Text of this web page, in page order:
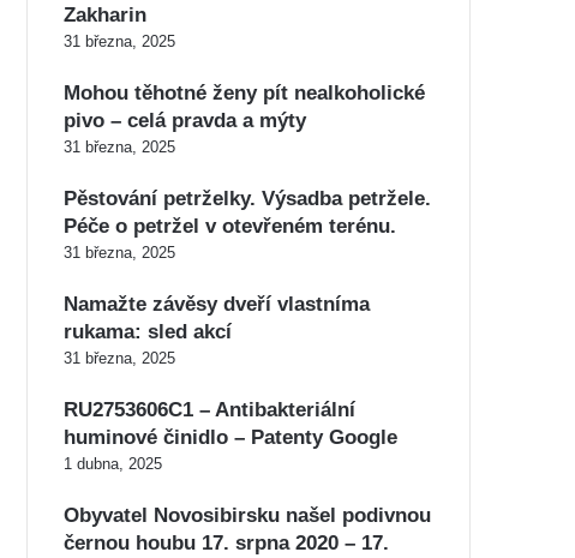
Zakharin
31 března, 2025
Mohou těhotné ženy pít nealkoholické
pivo – celá pravda a mýty
31 března, 2025
Pěstování petrželky. Výsadba petržele.
Péče o petržel v otevřeném terénu.
31 března, 2025
Namažte závěsy dveří vlastníma
rukama: sled akcí
31 března, 2025
RU2753606C1 – Antibakteriální
huminové činidlo – Patenty Google
1 dubna, 2025
Obyvatel Novosibirsku našel podivnou
černou houbu 17. srpna 2020 – 17.